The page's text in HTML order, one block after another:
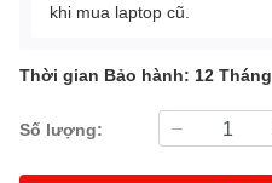
khi mua laptop cũ.
Thời gian Bảo hành: 12 Tháng
Số lượng: